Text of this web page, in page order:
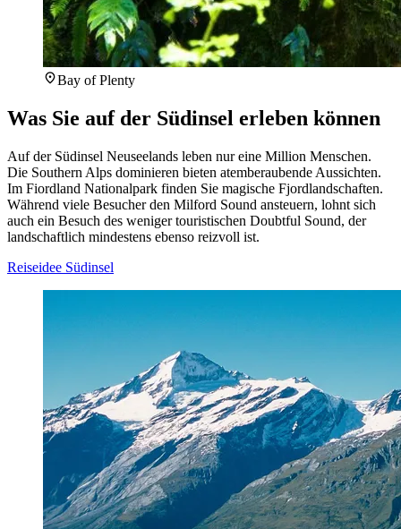
Bay of Plenty
Was Sie auf der Südinsel erleben können
Auf der Südinsel Neuseelands leben nur eine Million Menschen.
Die Southern Alps dominieren bieten atemberaubende Aussichten.
Im Fiordland Nationalpark finden Sie magische Fjordlandschaften.
Während viele Besucher den Milford Sound ansteuern, lohnt sich
auch ein Besuch des weniger touristischen Doubtful Sound, der
landschaftlich mindestens ebenso reizvoll ist.
Reiseidee Südinsel